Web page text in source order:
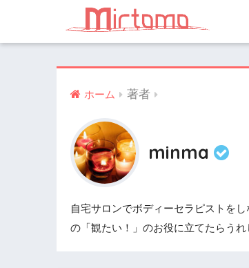
ホーム 著者
minma
自宅サロンでボディーセラピストを
の「観たい！」のお役に立てたらうれ